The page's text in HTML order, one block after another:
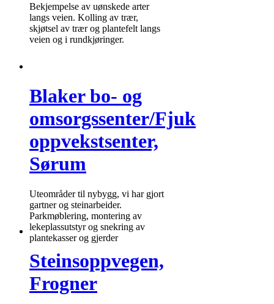
Bekjempelse av uønskede arter
langs veien. Kolling av trær,
skjøtsel av trær og plantefelt langs
veien og i rundkjøringer.
Blaker bo- og
omsorgssenter/Fjuk
oppvekstsenter,
Sørum
Uteområder til nybygg, vi har gjort
gartner og steinarbeider.
Parkmøblering, montering av
lekeplassutstyr og snekring av
plantekasser og gjerder
Steinsoppvegen,
Frogner